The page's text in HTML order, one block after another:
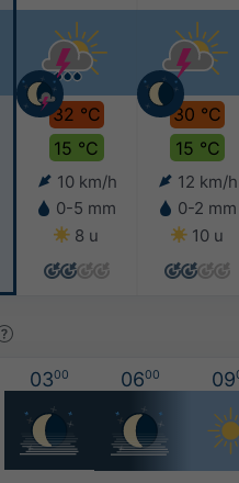
32 °C
15 °C
10 km/h
0-5 mm
8 u
30 °C
15 °C
12 km/h
0-2 mm
10 u
0300 0600 09